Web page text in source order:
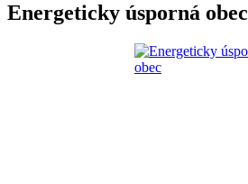
Energeticky úsporná obec